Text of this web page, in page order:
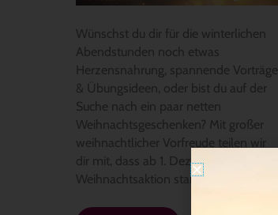
Wünschst du dir für die winterlichen
Abendstunden noch etwas
Herzensnahrung, spannende Vorträge
& Übungsideen, oder bist du auf der
Suche nach ein paar netten
Weihnachtsgeschenken? Mit großer
weihnachtlicher Vorfreude teilen wir
dir mit, dass ab 1. Dezember unsere
Weihnachtsaktion startet. […]